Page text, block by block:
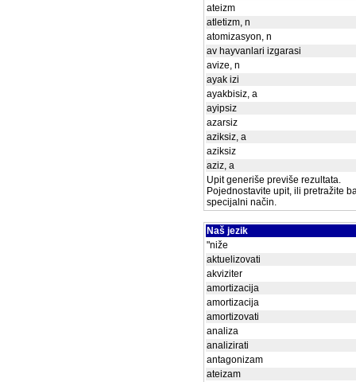
ateizm
atletizm, n
atomizasyon, n
av hayvanlari izgarasi
avize, n
ayak izi
ayakbisiz, a
ayipsiz
azarsiz
aziksiz, a
aziksiz
aziz, a
Upit generiše previše rezultata.
Pojednostavite upit, ili pretražite
specijalni način.
Naš jezik
"niže
aktuelizovati
akviziter
amortizacija
amortizacija
amortizovati
analiza
analizirati
antagonizam
ateizam